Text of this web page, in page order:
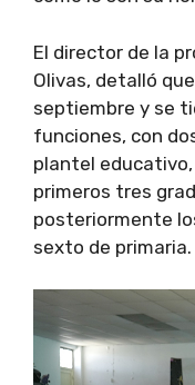
El director de la
Olivas, detalló
septiembre y se
funciones, con
plantel
primeros tres
posteriormente
sexto de primaria.